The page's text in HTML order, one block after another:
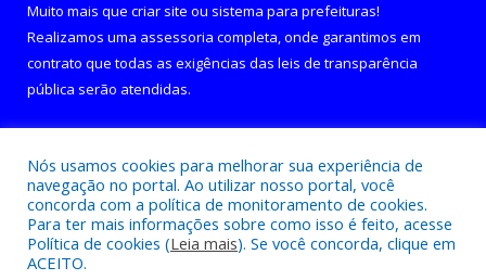
Muito mais que criar site ou sistema para prefeituras!
Realizamos uma assessoria completa, onde garantimos em
contrato que todas as exigências das leis de transparência
pública serão atendidas.
Todos os direitos reservados a Câmara Municipal de Curralinho.
Nós usamos cookies para melhorar sua experiência de
navegação no portal. Ao utilizar nosso portal, você
concorda com a política de monitoramento de cookies.
Para ter mais informações sobre como isso é feito, acesse
Política de cookies (Leia mais). Se você concorda, clique em
ACEITO.